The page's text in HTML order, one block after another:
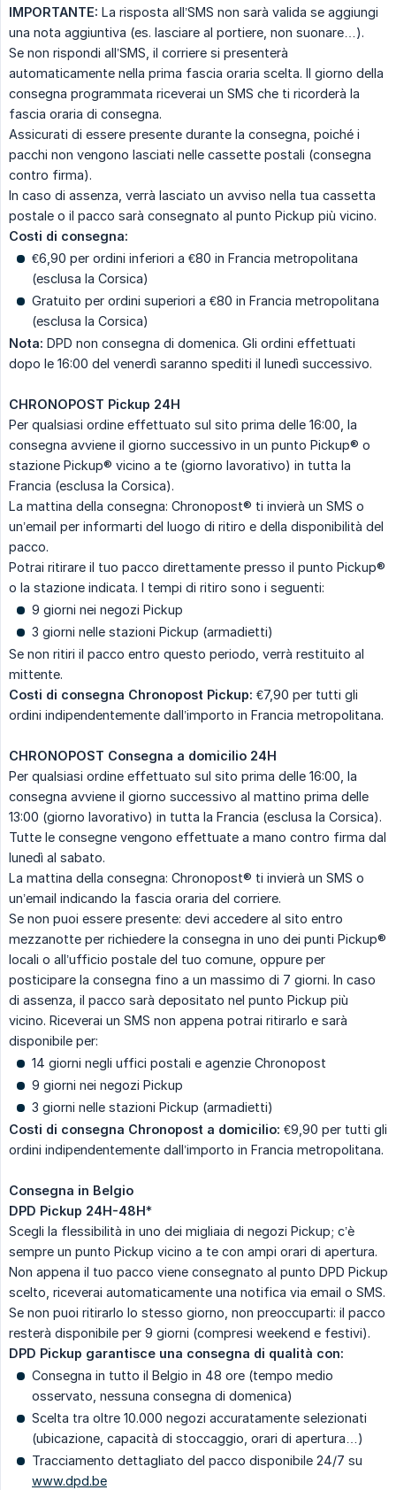
IMPORTANTE: La risposta all’SMS non sarà valida se aggiungi
una nota aggiuntiva (es. lasciare al portiere, non suonare…).
Se non rispondi all’SMS, il corriere si presenterà
automaticamente nella prima fascia oraria scelta. Il giorno della
consegna programmata riceverai un SMS che ti ricorderà la
fascia oraria di consegna.
Assicurati di essere presente durante la consegna, poiché i
pacchi non vengono lasciati nelle cassette postali (consegna
contro firma).
In caso di assenza, verrà lasciato un avviso nella tua cassetta
postale o il pacco sarà consegnato al punto Pickup più vicino.
Costi di consegna:
€6,90 per ordini inferiori a €80 in Francia metropolitana
(esclusa la Corsica)
Gratuito per ordini superiori a €80 in Francia metropolitana
(esclusa la Corsica)
Nota: DPD non consegna di domenica. Gli ordini effettuati
dopo le 16:00 del venerdì saranno spediti il lunedì successivo.
CHRONOPOST Pickup 24H
Per qualsiasi ordine effettuato sul sito prima delle 16:00, la
consegna avviene il giorno successivo in un punto Pickup® o
stazione Pickup® vicino a te (giorno lavorativo) in tutta la
Francia (esclusa la Corsica).
La mattina della consegna: Chronopost® ti invierà un SMS o
un’email per informarti del luogo di ritiro e della disponibilità del
pacco.
Potrai ritirare il tuo pacco direttamente presso il punto Pickup®
o la stazione indicata. I tempi di ritiro sono i seguenti:
9 giorni nei negozi Pickup
3 giorni nelle stazioni Pickup (armadietti)
Se non ritiri il pacco entro questo periodo, verrà restituito al
mittente.
Costi di consegna Chronopost Pickup: €7,90 per tutti gli
ordini indipendentemente dall’importo in Francia metropolitana.
CHRONOPOST Consegna a domicilio 24H
Per qualsiasi ordine effettuato sul sito prima delle 16:00, la
consegna avviene il giorno successivo al mattino prima delle
13:00 (giorno lavorativo) in tutta la Francia (esclusa la Corsica).
Tutte le consegne vengono effettuate a mano contro firma dal
lunedì al sabato.
La mattina della consegna: Chronopost® ti invierà un SMS o
un’email indicando la fascia oraria del corriere.
Se non puoi essere presente: devi accedere al sito entro
mezzanotte per richiedere la consegna in uno dei punti Pickup®
locali o all’ufficio postale del tuo comune, oppure per
posticipare la consegna fino a un massimo di 7 giorni. In caso
di assenza, il pacco sarà depositato nel punto Pickup più
vicino. Riceverai un SMS non appena potrai ritirarlo e sarà
disponibile per:
14 giorni negli uffici postali e agenzie Chronopost
9 giorni nei negozi Pickup
3 giorni nelle stazioni Pickup (armadietti)
Costi di consegna Chronopost a domicilio: €9,90 per tutti gli
ordini indipendentemente dall’importo in Francia metropolitana.
Consegna in Belgio
DPD Pickup 24H-48H*
Scegli la flessibilità in uno dei migliaia di negozi Pickup; c’è
sempre un punto Pickup vicino a te con ampi orari di apertura.
Non appena il tuo pacco viene consegnato al punto DPD Pickup
scelto, riceverai automaticamente una notifica via email o SMS.
Se non puoi ritirarlo lo stesso giorno, non preoccuparti: il pacco
resterà disponibile per 9 giorni (compresi weekend e festivi).
DPD Pickup garantisce una consegna di qualità con:
Consegna in tutto il Belgio in 48 ore (tempo medio
osservato, nessuna consegna di domenica)
Scelta tra oltre 10.000 negozi accuratamente selezionati
(ubicazione, capacità di stoccaggio, orari di apertura…)
Tracciamento dettagliato del pacco disponibile 24/7 su
www.dpd.be